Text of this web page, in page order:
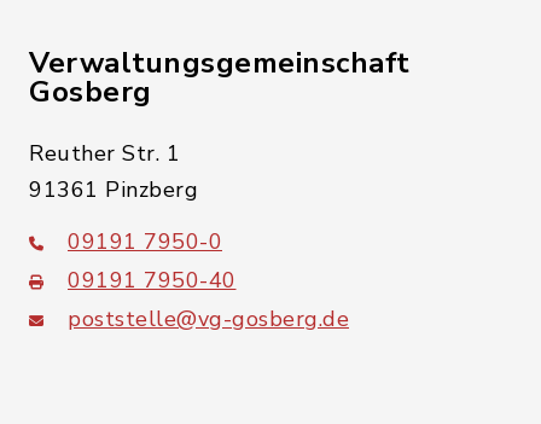
Verwaltungsgemeinschaft
Gosberg
Reuther Str. 1
91361 Pinzberg
09191 7950-0
09191 7950-40
poststelle@vg-gosberg.de